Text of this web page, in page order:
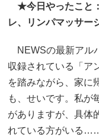
★今日やったこと
レ、リンパマッサー
NEWSの最新アル
収録されている「ア
を踏みながら、家に
も、せいです。私が
がありますが、具体
れている方がいる